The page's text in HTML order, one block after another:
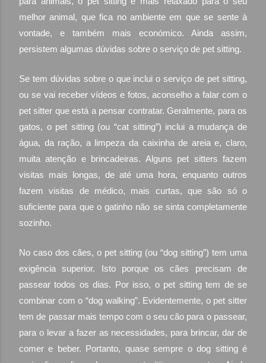
melhor animal, que fica no ambiente em que se sente à
vontade, e também mais económico. Ainda assim,
persistem algumas dúvidas sobre o serviço de pet sitting.
Se tem dúvidas sobre o que inclui o serviço de pet sitting,
ou se vai receber vídeos e fotos, aconselho a falar com o
pet sitter que está a pensar contratar. Geralmente, para os
gatos, o pet sitting (ou “cat sitting”) inclui a mudança de
água, da ração, a limpeza da caixinha de areia e, claro,
muita atenção e brincadeiras. Alguns pet sitters fazem
visitas mais longas, de até uma hora, enquanto outros
fazem visitas de médico, mais curtas, que são só o
suficiente para que o gatinho não se sinta completamente
sozinho.
No caso dos cães, o pet sitting (ou “dog sitting”) tem uma
exigência superior. Isto porque os cães precisam de
passear todos os dias. Por isso, o pet sitting tem de se
combinar com o “dog walking”. Evidentemente, o pet sitter
tem de passar mais tempo com o seu cão para o passear,
para o levar a fazer as necessidades, para brincar, dar de
comer e beber. Portanto, quase sempre o dog sitting é